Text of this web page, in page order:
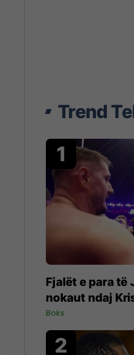
Trend
Fjalët e para të
nokaut ndaj
Boks